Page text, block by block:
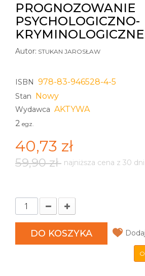
PROGNOZOWANIE
PSYCHOLOGICZNO-
KRYMINOLOGICZNE
Autor: STUKAN JAROSŁAW
ISBN 978-83-946528-4-5
Stan Nowy
Wydawca AKTYWA
2 egz.
40,73 zł
59,90 zł najniższa cena z 30
DO KOSZYKA